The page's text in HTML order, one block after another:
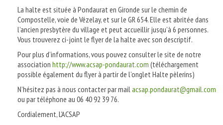
La halte est située à Pondaurat en Gironde sur le chemin de
Compostelle, voie de Vézelay, et sur le GR 654. Elle est abritée dans
l’ancien presbytère du village et peut accueillir jusqu’à 6 personnes.
Vous trouverez ci-joint le flyer de la halte avec son descriptif.
Pour plus d’informations, vous pouvez consulter le site de notre
association http://www.acsap-pondaurat.com (téléchargement
possible également du flyer à partir de l’onglet Halte pèlerins)
N’hésitez pas à nous contacter par mailacsap.pondaurat@gmail.com
ou par téléphone au 06 40 92 39 76.
Cordialement, L’ACSAP